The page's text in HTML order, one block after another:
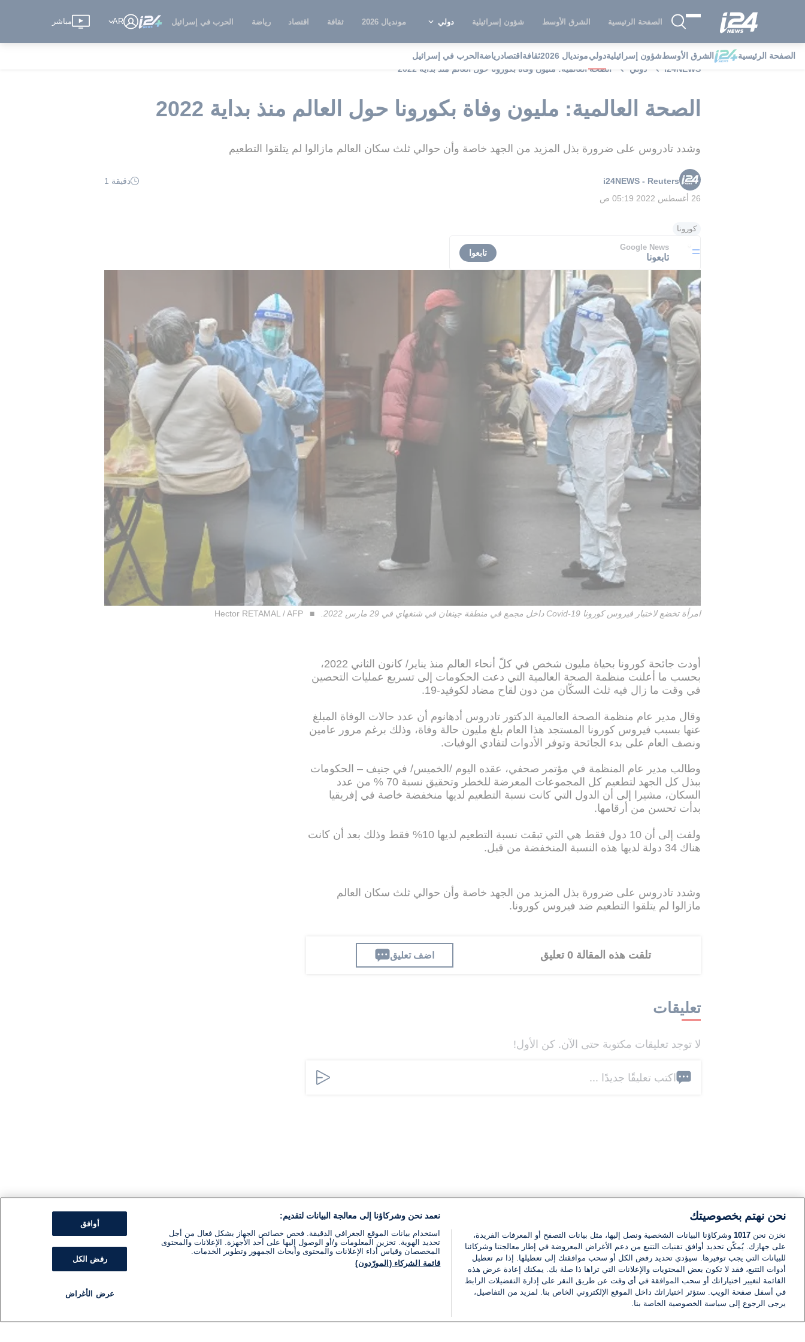
الصفحة الرئيسية الشرق الأوسط شؤون إسرائيلية دولي مونديال 2026 ثقافة اقتصاد رياضة الحرب في إسرائيل AR مباشر
الصفحة الرئيسية الشرق الأوسطشؤون إسرائيليةدوليمونديال 2026 ثقافة اقتصادرياضة الحرب في إسرائيل
i24NEWS
دولي الصحة العالمية: مليون وفاة بكورونا حول العالم منذ بداية 2022
الصحة العالمية: مليون وفاة بكورونا حول العالم منذ بداية 2022
وشدد تادروس على ضرورة بذل المزيد من الجهد خاصة وأن حوالي ثلث سكان العالم مازالوا لم يتلقوا التطعيم
i24NEWS - Reuters
دقيقة 1
26 أغسطس 2022 05:19 ص
كورونا
Google News
تابعونا تابعوا
امرأة تخضع لاختبار فيروس كورونا Covid-19 داخل مجمع في منطقة جينغان في شنغهاي في 29 مارس 2022. Hector RETAMAL / AFP
أودت جائحة كورونا بحياة مليون شخص في كلّ أنحاء العالم منذ يناير/ كانون الثاني 2022،
بحسب ما أعلنت منظمة الصحة العالمية التي دعت الحكومات إلى تسريع عمليات التحصين
في وقت ما زال فيه ثلث السكّان من دون لقاح مضاد لكوفيد-19.
وقال مدير عام منظمة الصحة العالمية الدكتور تادروس أدهانوم أن عدد حالات الوفاة المبلغ
عنها بسبب فيروس كورونا المستجد هذا العام بلغ مليون حالة وفاة، وذلك برغم مرور عامين
ونصف العام على بدء الجائحة وتوفر الأدوات لتفادي الوفيات.
وطالب مدير عام المنظمة في مؤتمر صحفي، عقده اليوم /الخميس/ في جنيف – الحكومات
ببذل كل الجهد لتطعيم كل المجموعات المعرضة للخطر وتحقيق نسبة 70 % من عدد
السكان، مشيرا إلى أن الدول التي كانت نسبة التطعيم لديها منخفضة خاصة في إفريقيا
بدأت تحسن من أرقامها.
ولفت إلى أن 10 دول فقط هي التي تبقت نسبة التطعيم لديها 10% فقط وذلك بعد أن كانت
هناك 34 دولة لديها هذه النسبة المنخفضة من قبل.
وشدد تادروس على ضرورة بذل المزيد من الجهد خاصة وأن حوالي ثلث سكان العالم
مازالوا لم يتلقوا التطعيم ضد فيروس كورونا.
تلقت هذه المقالة 0 تعليق اضف تعليق
تعليقات
لا توجد تعليقات مكتوبة حتى الآن. كن الأول!
اكتب تعليقًا جديدًا ...
نحن نهتم بخصوصيتك
نخزن نحن 1017 وشركاؤنا البيانات الشخصية ونصل إليها، مثل بيانات التصفح أو المعرفات الفريدة،
على جهازك. يُمكّن تحديد أوافق تقنيات التتبع من دعم الأغراض المعروضة في إطار معالجتنا وشركائنا
للبيانات التي يجب توفيرها. سيؤدي تحديد رفض الكل أو سحب موافقتك إلى تعطيلها. إذا تم تعطيل
أدوات التتبع، فقد لا تكون بعض المحتويات والإعلانات التي تراها ذا صلة بك. يمكنك إعادة عرض هذه
القائمة لتغيير اختياراتك أو سحب الموافقة في أي وقت عن طريق النقر على إدارة التفضيلات الرابط
في أسفل صفحة الويب. ستؤثر اختياراتك داخل الموقع الإلكتروني الخاص بنا. لمزيد من التفاصيل،
يرجى الرجوع إلى سياسة الخصوصية الخاصة بنا.
نعمد نحن وشركاؤنا إلى معالجة البيانات لتقديم:
استخدام بيانات الموقع الجغرافي الدقيقة. فحص خصائص الجهاز بشكل فعال من أجل
تحديد الهوية. تخزين المعلومات و/أو الوصول إليها على أحد الأجهزة. الإعلانات والمحتوى
المخصصان وقياس أداء الإعلانات والمحتوى وأبحاث الجمهور وتطوير الخدمات.
قائمة الشركاء (المورّدون)
أوافق
رفض الكل
عرض الأغراض